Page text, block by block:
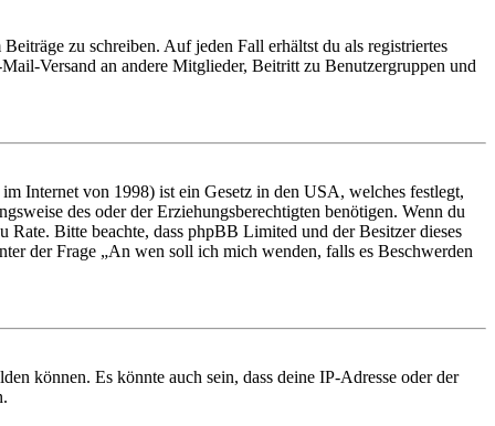
zu schreiben. Auf jeden Fall erhältst du als registriertes
Versand an andere Mitglieder, Beitritt zu Benutzergruppen und
Internet von 1998) ist ein Gesetz in den USA, welches festlegt,
des oder der Erziehungsberechtigten benötigen. Wenn du
Bitte beachte, dass phpBB Limited und der Besitzer dieses
der Frage „An wen soll ich mich wenden, falls es Beschwerden
können. Es könnte auch sein, dass deine IP-Adresse oder der